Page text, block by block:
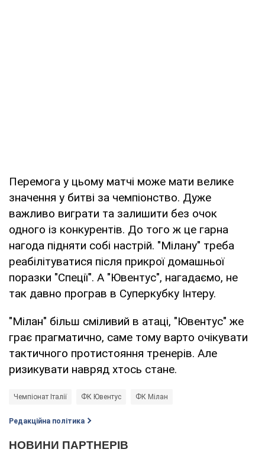
Перемога у цьому матчі може мати велике
значення у битві за чемпіонство. Дуже
важливо виграти та залишити без очок
одного із конкурентів. До того ж це гарна
нагода підняти собі настрій. "Мілану" треба
реабілітуватися після прикрої домашньої
поразки "Спеції". А "Ювентус", нагадаємо, не
так давно програв в Суперкубку Інтеру.
"Мілан" більш сміливий в атаці, "Ювентус" же
грає прагматично, саме тому варто очікувати
тактичного протистояння тренерів. Але
ризикувати навряд хтось стане.
Чемпіонат Італії ФК Ювентус ФК Мілан
Редакційна політика